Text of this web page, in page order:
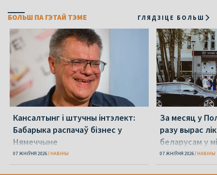
БОЛЬШ ПА ГЭТАЙ ТЭМЕ ГЛЯДЗІЦЕ БОЛЬШ
Кансалтынг і штучны інтэлект:
Бабарыка распачаў бізнес у
Нямеччыне
07 ЖНІЎНЯ 2026 НАВІНЫ
За месяц у
разу вырас
беларусам у
абароне
07 ЖНІЎНЯ 2026 НАВІНЫ